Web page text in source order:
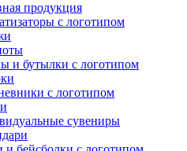
продукция
с логотипом
и бутылки с логотипом
с логотипом
сувениры